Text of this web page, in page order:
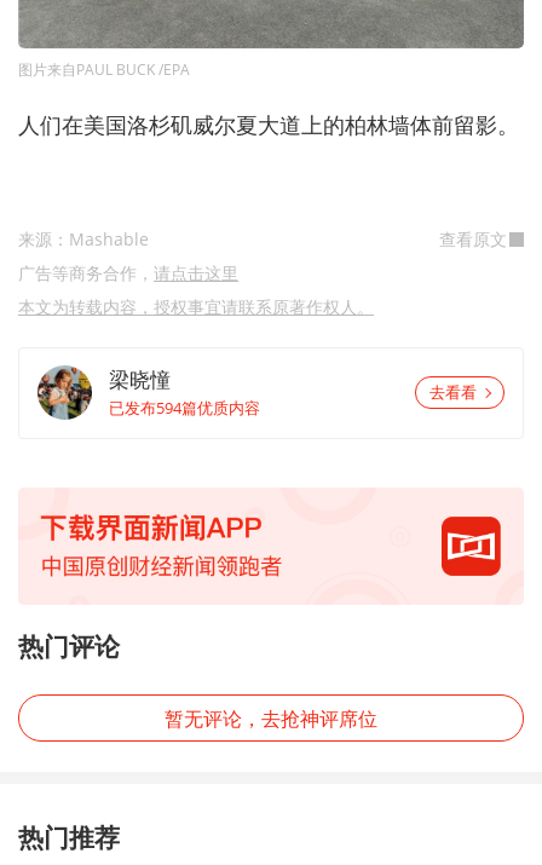
图片来自PAUL BUCK /EPA
人们在美国洛杉矶威尔夏大道上的柏林墙体前留影。
来源：Mashable
查看原文
广告等商务合作， 请点击这里
本文为转载内容，授权事宜请联系原著作权人。
梁晓憧
已发布594篇优质内容
去看看
热门评论
暂无评论，去抢神评席位
热门推荐